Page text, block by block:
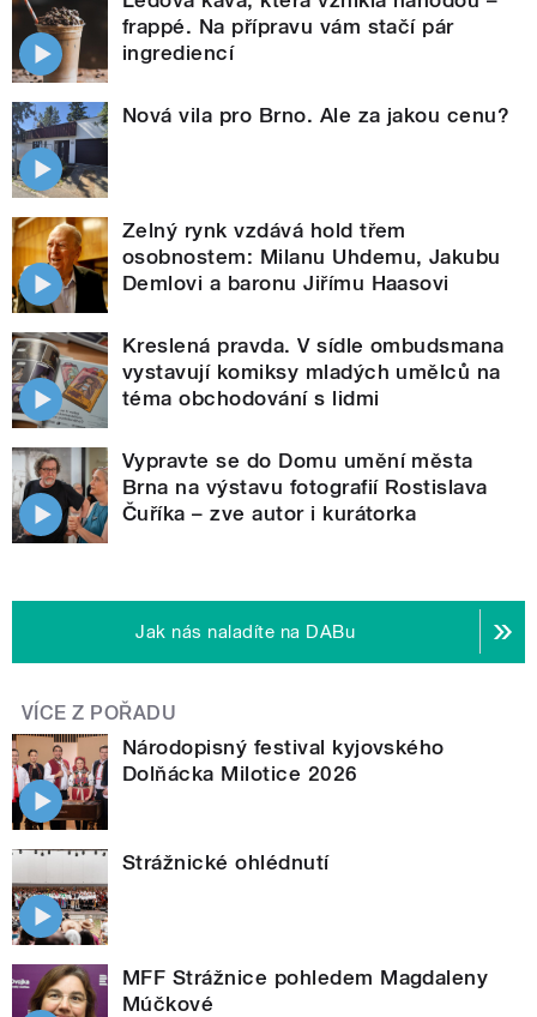
frappé. Na přípravu vám stačí pár
ingrediencí
Nová vila pro Brno. Ale za jakou cenu?
Zelný rynk vzdává hold třem
osobnostem: Milanu Uhdemu, Jakubu
Demlovi a baronu Jiřímu Haasovi
Kreslená pravda. V sídle ombudsmana
vystavují komiksy mladých umělců na
téma obchodování s lidmi
Vypravte se do Domu umění města
Brna na výstavu fotografií Rostislava
Čuříka – zve autor i kurátorka
Jak nás naladíte na DABu
VÍCE Z POŘADU
Národopisný festival kyjovského
Dolňácka Milotice 2026
Strážnické ohlédnutí
MFF Strážnice pohledem Magdaleny
Múčkové